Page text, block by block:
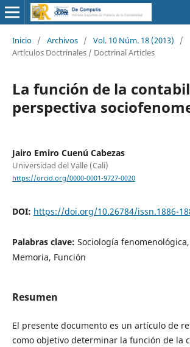
Inicio / Archivos / Vol. 10 Núm. 18 (2013)
/
Artículos Doctrinales / Doctrinal Articles
La función de la
perspectiva
Jairo Emiro Cuenú Cabezas
Universidad del Valle (Cali)
https://orcid.org/0000-0001-9727-0020
DOI: https://doi.org/10.26784/issn.1886-
Palabras clave: Sociología
Memoria, Función
Resumen
El presente documento es un artículo de
como objetivo determinar la función de la